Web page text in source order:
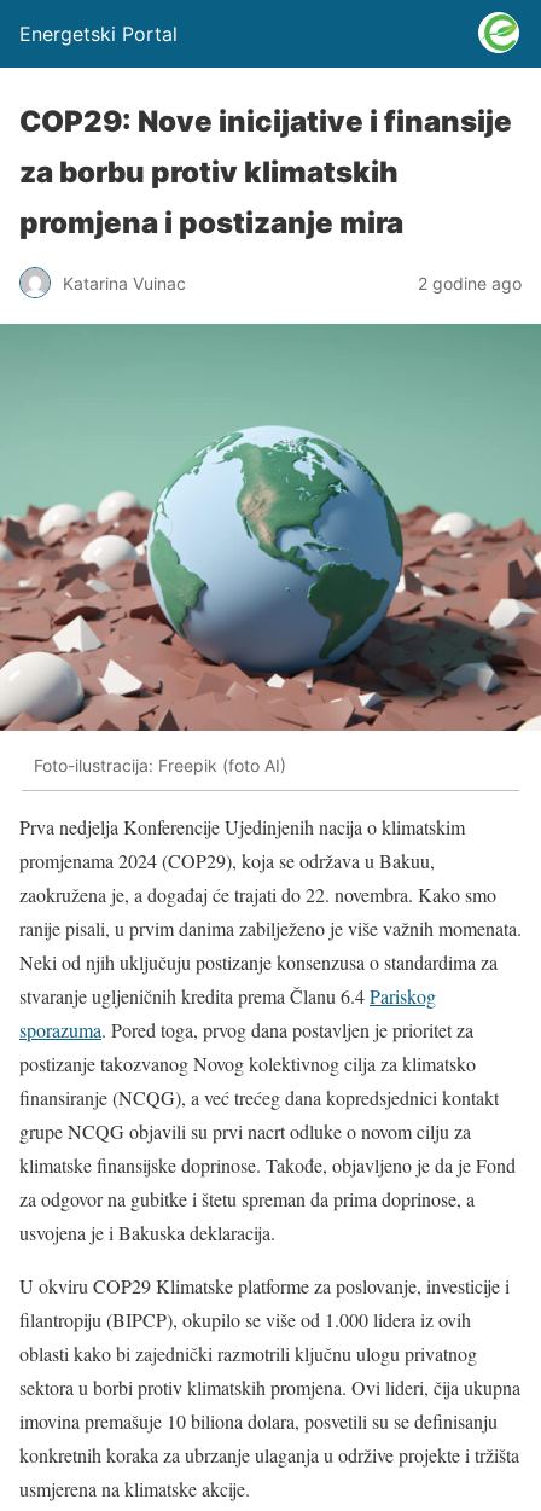
Energetski Portal
COP29: Nove inicijative i finansije
za borbu protiv klimatskih
promjena i postizanje mira
Katarina Vuinac 2 godine ago
Foto-ilustracija: Freepik (foto AI)
Prva nedjelja Konferencije Ujedinjenih nacija o klimatskim
promjenama 2024 (COP29), koja se održava u Bakuu,
zaokružena je, a događaj će trajati do 22. novembra. Kako smo
ranije pisali, u prvim danima zabilježeno je više važnih momenata.
Neki od njih uključuju postizanje konsenzusa o standardima za
stvaranje ugljeničnih kredita prema Članu 6.4Pariskog
sporazuma. Pored toga, prvog dana postavljen je prioritet za
postizanje takozvanog Novog kolektivnog cilja za klimatsko
finansiranje (NCQG), a već trećeg dana kopredsjednici kontakt
grupe NCQG objavili su prvi nacrt odluke o novom cilju za
klimatske finansijske doprinose. Takođe, objavljeno je da je Fond
za odgovor na gubitke i štetu spreman da prima doprinose, a
usvojena je i Bakuska deklaracija.
U okviru COP29 Klimatske platforme za poslovanje, investicije i
filantropiju (BIPCP), okupilo se više od 1.000 lidera iz ovih
oblasti kako bi zajednički razmotrili ključnu ulogu privatnog
sektora u borbi protiv klimatskih promjena. Ovi lideri, čija ukupna
imovina premašuje 10 biliona dolara, posvetili su se definisanju
konkretnih koraka za ubrzanje ulaganja u održive projekte i tržišta
usmjerena na klimatske akcije.